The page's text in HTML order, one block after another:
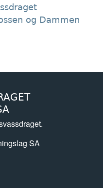
og Dammen
SA